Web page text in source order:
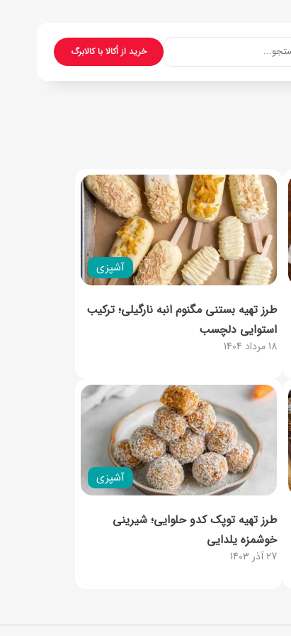
خرید از اُکالا با کالابرگجستجو...
آشپزی
18 مرداد 1404
طرز تهیه بستنی مگنوم انبه نارگیلی؛ ترکیب
استوایی دلچسب
آشپزی
27 آذر 1403
طرز تهیه توپک کدو حلوایی؛ شیرینی
خوشمزه یلدایی